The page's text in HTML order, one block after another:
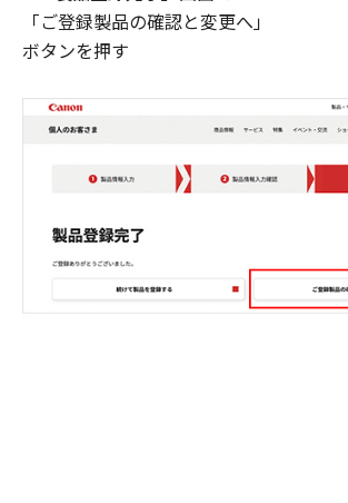
「ご登録製品の確認と変更へ」
ボタンを押す